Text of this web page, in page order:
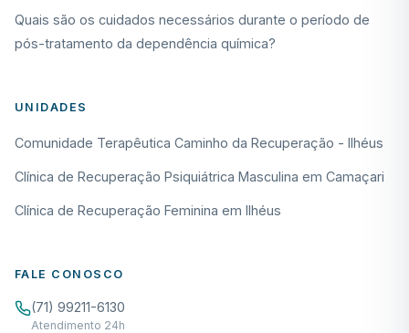
Quais são os cuidados necessários durante o período de
pós-tratamento da dependência química?
UNIDADES
Comunidade Terapêutica Caminho da Recuperação - Ilhéus
Clínica de Recuperação Psiquiátrica Masculina em Camaçari
Clínica de Recuperação Feminina em Ilhéus
FALE CONOSCO
(71) 99211-6130
Atendimento 24h